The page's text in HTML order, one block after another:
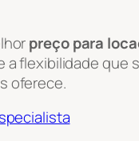
preço para
a flexibilidade que
oferece.